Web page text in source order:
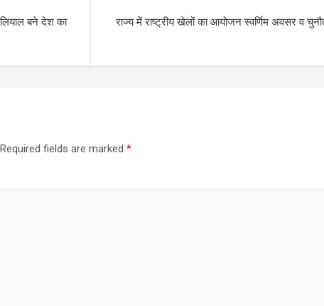
बने देश का
राज्य में राष्ट्रीय खेलों का आयोजन स्वर्णिम अवसर व
Required fields are marked *